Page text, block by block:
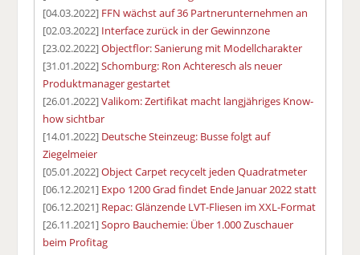
[04.03.2022] FFN wächst auf 36 Partnerunternehmen an
[02.03.2022] Interface zurück in der Gewinnzone
[23.02.2022]Objectflor: Sanierung mit Modellcharakter
[31.01.2022]Schomburg: Ron Achteresch als neuer
Produktmanager gestartet
[26.01.2022]Valikom: Zertifikat macht langjähriges Know-
how sichtbar
[14.01.2022] Deutsche Steinzeug: Busse folgt auf
Ziegelmeier
[05.01.2022]Object Carpet recycelt jeden Quadratmeter
[06.12.2021] Expo 1200 Grad findet Ende Januar 2022 statt
[06.12.2021] Repac: Glänzende LVT-Fliesen im XXL-Format
[26.11.2021]Sopro Bauchemie: Über 1.000 Zuschauer
beim Profitag